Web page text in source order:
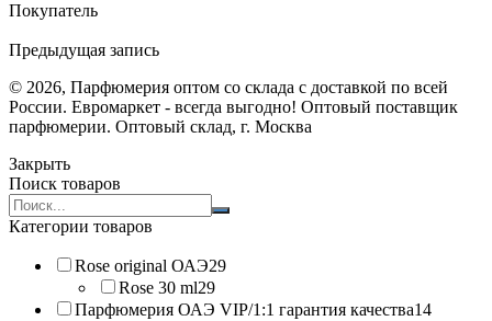
Покупатель
Предыдущая запись
© 2026, Парфюмерия оптом со склада с доставкой по всей
России. Евромаркет - всегда выгодно! Оптовый поставщик
парфюмерии. Оптовый склад, г. Москва
Закрыть
Поиск товаров
Search
products:
Категории товаров
Rose original ОАЭ29
Rose 30 ml29
Парфюмерия ОАЭ VIP/1:1 гарантия качества14